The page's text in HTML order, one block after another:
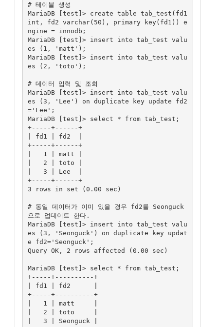
# 테이블 생성
MariaDB [test]> create table tab_test(fd1
int, fd2 varchar(50), primary key(fd1)) e
ngine = innodb;
MariaDB [test]> insert into tab_test valu
es (1, 'matt');
MariaDB [test]> insert into tab_test valu
es (2, 'toto');
# 데이터 입력 및 조회
MariaDB [test]> insert into tab_test valu
es (3, 'Lee') on duplicate key update fd2
='Lee';
MariaDB [test]> select * from tab_test;
+-----+------+
| fd1 | fd2  |
+-----+------+
|   1 | matt |
|   2 | toto |
|   3 | Lee  |
+-----+------+
3 rows in set (0.00 sec)
# 동일 데이터가 이미 있을 경우 fd2를 Seonguck
으로 업데이트 한다.
MariaDB [test]> insert into tab_test valu
es (3, 'Seonguck') on duplicate key updat
e fd2='Seonguck';
Query OK, 2 rows affected (0.00 sec)
MariaDB [test]> select * from tab_test;
+-----+----------+
| fd1 | fd2      |
+-----+----------+
|   1 | matt     |
|   2 | toto     |
|   3 | Seonguck |